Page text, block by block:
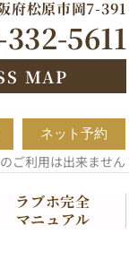
府松原市岡7-391
5611
MAP
ネット予約
ご利用は出来ません
ラブホ完全
マニュアル